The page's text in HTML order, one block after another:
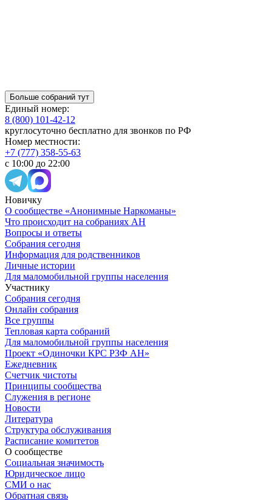
Больше собраний тут
Единый номер:
8 (800) 101-42-12
круглосуточно бесплатно для звонков по РФ
Номер местности:
+7 (777) 358-55-63
с 10:00 до 22:00
Новичку
О сообществе «Анонимные Наркоманы»
Что происходит на собраниях АН
Вопросы и ответы
Собрания сегодня
Информация для родственников
Личные истории
Для маломобильной группы населения
Участнику
Собрания сегодня
Онлайн собрания
Все группы
Тепловая карта собраний
Для маломобильной группы населения
Проект «Одиночки КРС РЗФ АН»
Ежедневник
Счетчик чистоты
Принципы сообщества
Служения в регионе
Новости
Литература
Структура обслуживания
Расписание комитетов
О сообществе
Социальная значимость
Юридическое лицо
СМИ о нас
Обратная связь